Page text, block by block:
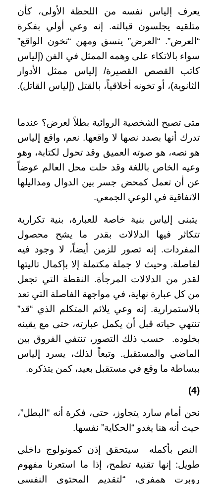
يعرف إلياس نفسه من اللحظة الأولى، كأن
متلقيه يجلسون قبالته. إنه وعي أولي بفكرة
“العرض”. “العرض” يتسق ومهن “تخون الواقع”
سواء بالاتكاء على وهمه الممثل في الفن (إلياس
كاتب القصص القصيرة/ إلياس ممثل الأدوار
الثانوية)، أو تخونه أخلاقياً، بالقتل (إلياس القاتل).
متى تصبح الشخصية الروائية بطلاً لعرض؟ عندما
تدرك أنها بصدد نصها لا واقعها. نعم، واقع إلياس
هو نصه، هو صوته العميق وقد تحول لكتابة، وهو
وعيه الخاص باللغة وقد حلت محل العالم عوضاً
عن أن تعمل كمحض جسر بين الدوال ومداليلها
الاتفاقية في الوعي الجمعي.
يتبنى إلياس بنية خاصة للعبارة، بنية تكرارية
تتكاثر فيها الدلالات بقدر ما يشح محصول
المفردات. إنه تصور للزمن أيضاً، لا وجود فيه
لفاصلة. وحيث لا جملة مكتملة إلا بإكمال تاليتها
لقدر من الدلالات المرجأة. النقطة التي تجعل
من كل عبارة نهاية، في مواجهة الفاصلة التي تعد
بالاستمرارية. إنه وعي يلائم المتكلم الذي “قد”
تنتهي حياته قبل أن يكمل عبارته، حتى مع يقينه
بخلوده. حسب ذلك التصور، تنتفي الفروق بين
الماضي والمستقبل. وتبعاً لذلك، يسرد إلياس
ببساطة ما وقع في مستقبل بعيد، كمن يتذكره.
(4)
نحن أمام سارد يتجاوز، حتى، فكرة أنه “البطل”،
حيث أنه هنا يغدو “الحكاية” نفسها.
النص بأكمله سيتحقق إذن كمونولوج داخلي
طويل: إنها تقنية تطمح، إذا ما استعرنا مفهوم
روبرت همفري، “لتقديم المحتوى النفسي